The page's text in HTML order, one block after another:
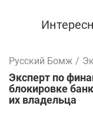
Русский Бомж /
Эксперт по
блокировке
их владельца